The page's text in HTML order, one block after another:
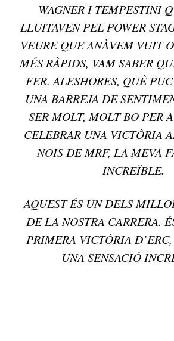
WAGNER I TEMPESTINI
LLUITAVEN PEL POWER
VEURE QUE ANÀVEM VUIT
MÉS RÀPIDS, VAM SABER
FER. ALESHORES, QUÈ
UNA BARREJA DE
SER MOLT, MOLT BO PER
CELEBRAR UNA VICTÒRIA
NOIS DE MRF, LA MEVA
INCREÏBLE.
AQUEST ÉS UN DELS
DE LA NOSTRA CARRERA.
PRIMERA VICTÒRIA
UNA SENSACIÓ